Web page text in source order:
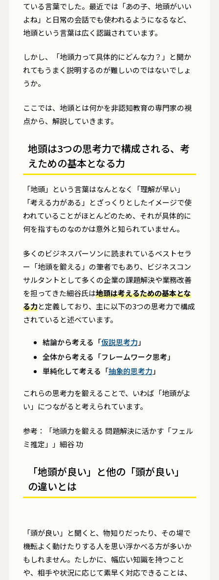
ている言葉でした。最近では「あの子、地頭がいい
よね」と日常の会話でも使われるようになるなど、
地頭という言葉は広く認識されています。
しかし、「地頭力って具体的にどんな力？」と聞か
れてもうまく説明するのが難しいのではないでしょ
うか。
ここでは、地頭とは何かを非認知教育の専門家の視
点から、解説していきます。
地頭は3つの思考力で構成される、考
えための基本となる力
「地頭」という言葉はなんとなく「理解が早い」
「考える力がある」とざっくりとしたイメージで使
われていることがほとんどのため、それが具体的に
何を指すものなのかは意外と知られていません。
多くのビジネスパーソンに読まれているベストセラ
ー「地頭を鍛える」の筆者でもあり、ビジネスコン
サルタントとして多くの企業の課題解決や業務改善
を担ってきた細谷氏は地頭は考えるための基本とな
る力と定義しており、主に以下の3つの思考力で構成
されていると述べています。
結論から考える「仮説思考力」
全体から考える「フレームワーク思考」
単純化して考える「抽象的思考力」
これらの思考力を鍛えることで、いわば「地頭がよ
い」につながると考えられています。
参考：「地頭力を鍛える 問題解決に活かす「フェル
ミ推定」」細谷 功
「地頭が良い」と他の「頭が良い」
の違いとは
「頭が良い」と聞くと、物知りだったり、その場で
機転よく動けたりする人を思い浮かべる方が多いか
もしれません。たしかに、幅広い知識を持つこと
や、相手や状況に応じて素早く対応できることは、